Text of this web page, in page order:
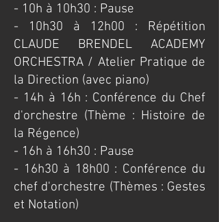
- 10h à 10h30 : Pause
- 10h30 à 12h00 : Répétition
CLAUDE BRENDEL ACADEMY
ORCHESTRA / Atelier Pratique de
la Direction (avec piano)
- 14h à 16h : Conférence du Chef
d'orchestre (Thème : Histoire de
la Régence)
- 16h à 16h30 : Pause
- 16h30 à 18h00 : Conférence du
chef d'orchestre (Thèmes : Gestes
et Notation)